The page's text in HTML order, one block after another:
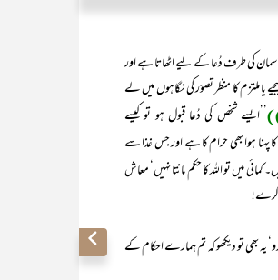
کی طرف دُعا کے لیے اٹھاتا ہے اور
یا ملتزم کا منظر تصوّر کی نگاہوں میں لے
’’ایسے شخص کی دُعا قبول ہو تو کیسے
پہنا ہوا بھی حرام کا ہے اور جس غذا سے
کمائی میں تو اللہ کا حکم مانتا نہیں‘ معاش
کرے!
یہ بھی تو دیکھو کہ تم ہمارے احکام کے